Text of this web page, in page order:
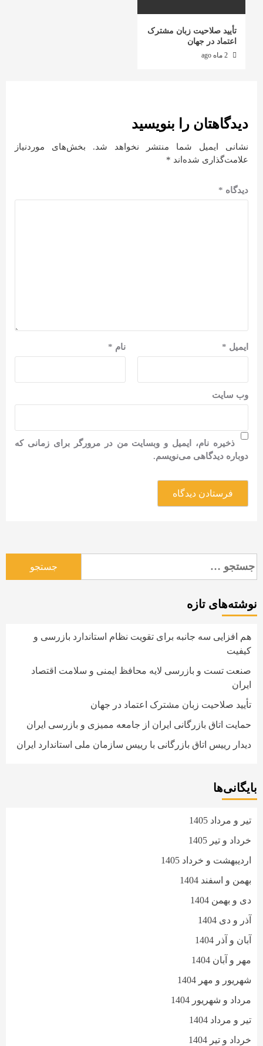
تأیید صلاحیت زبان مشترک
اعتماد در جهان
دیدگاهتان را بنویسید
نشانی ایمیل شما منتشر نخواهد شد.
بخش‌های موردنیاز
علامت‌گذاری شده‌اند *
دیدگاه *
نام * ایمیل *
وب‌ سایت
ذخیره نام، ایمیل و وبسایت من در مرورگر برای زمانی که
دوباره دیدگاهی می‌نویسم.
جستجو
برای:
نوشته‌های تازه
هم افزایی سه جانبه برای تقویت نظام استاندارد بازرسی و
کیفیت
صنعت تست و بازرسی لایه محافظ ایمنی و سلامت اقتصاد
ایران
تأیید صلاحیت زبان مشترک اعتماد در جهان
حمایت اتاق بازرگانی ایران از جامعه ممیزی و بازرسی ایران
دیدار رییس اتاق بازرگانی با رییس سازمان ملی استاندارد ایران
بایگانی‌ها
تیر و مرداد 1405
خرداد و تیر 1405
اردیبهشت و خرداد 1405
بهمن و اسفند 1404
دی و بهمن 1404
آذر و دی 1404
آبان و آذر 1404
مهر و آبان 1404
شهریور و مهر 1404
مرداد و شهریور 1404
تیر و مرداد 1404
خرداد و تیر 1404